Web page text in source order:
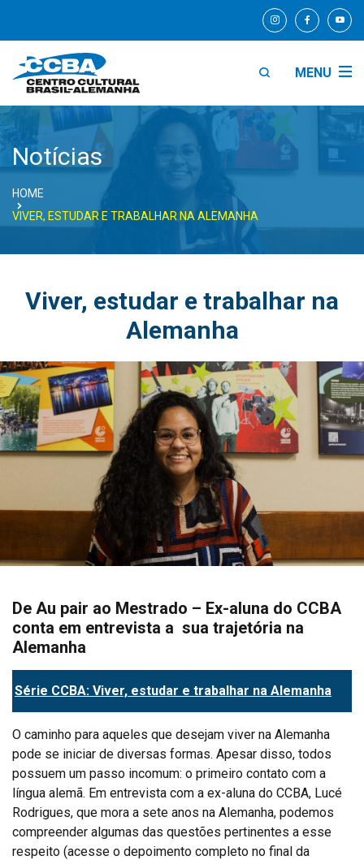
MENU
Notícias
HOME
VIVER, ESTUDAR E TRABALHAR NA ALEMANHA
Viver, estudar e trabalhar na
Alemanha
De Au pair ao Mestrado – Ex-aluna do CCBA
conta em entrevista a sua trajetória na
Alemanha
Série CCBA: Viver, estudar e trabalhar na Alemanha
O caminho para aqueles que desejam viver na Alemanha
pode se iniciar de diversas formas. Apesar disso, todos
possuem um passo incomum: o primeiro contato com a
língua alemã. Em entrevista com a ex-aluna do CCBA, Lucé
Rodrigues, que mora a sete anos na Alemanha, podemos
compreender algumas das questões pertinentes a esse
respeito (acesse o depoimento completo no final da